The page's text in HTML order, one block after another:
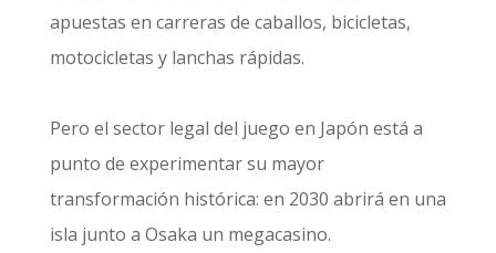
apuestas en carreras de caballos, bicicletas,
motocicletas y lanchas rápidas.
Pero el sector legal del juego en Japón está a
punto de experimentar su mayor
transformación histórica: en 2030 abrirá en una
isla junto a Osaka un megacasino.